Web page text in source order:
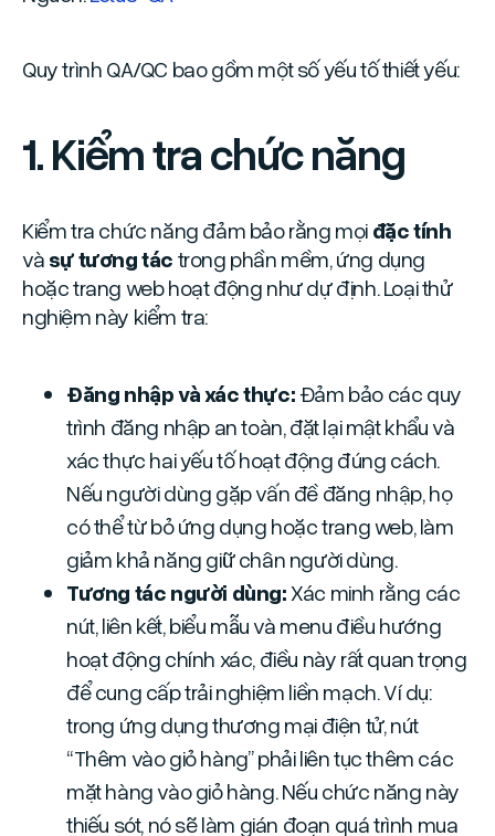
Quy trình QA/QC bao gồm một số yếu tố thiết yếu:
1. Kiểm tra chức năng
Kiểm tra chức năng đảm bảo rằng mọi đặc tính
và sự tương tác trong phần mềm, ứng dụng
hoặc trang web hoạt động như dự định. Loại thử
nghiệm này kiểm tra:
Đăng nhập và xác thực:Đảm bảo các quy
trình đăng nhập an toàn, đặt lại mật khẩu và
xác thực hai yếu tố hoạt động đúng cách.
Nếu người dùng gặp vấn đề đăng nhập, họ
có thể từ bỏ ứng dụng hoặc trang web, làm
giảm khả năng giữ chân người dùng.
Tương tác người dùng:Xác minh rằng các
nút, liên kết, biểu mẫu và menu điều hướng
hoạt động chính xác, điều này rất quan trọng
để cung cấp trải nghiệm liền mạch. Ví dụ:
trong ứng dụng thương mại điện tử, nút
“Thêm vào giỏ hàng” phải liên tục thêm các
mặt hàng vào giỏ hàng. Nếu chức năng này
thiếu sót, nó sẽ làm gián đoạn quá trình mua